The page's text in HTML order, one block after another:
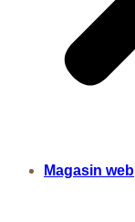
Magasin web